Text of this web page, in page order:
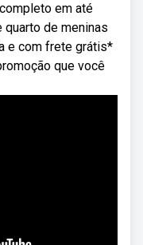
em até
de meninas
e com frete grátis*
que você